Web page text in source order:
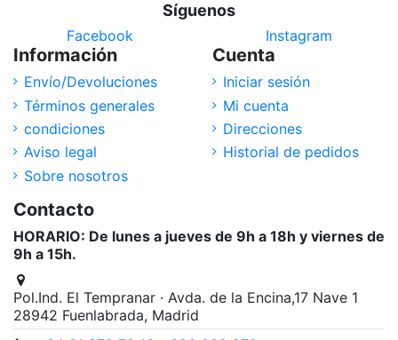
Síguenos
Facebook Instagram
Información
Envío/Devoluciones
Términos generales
condiciones
Aviso legal
Sobre nosotros
Cuenta
Iniciar sesión
Mi cuenta
Direcciones
Historial de pedidos
Contacto
HORARIO: De lunes a jueves de 9h a 18h y viernes de
9h a 15h.
Pol.Ind. El Tempranar · Avda. de la Encina,17 Nave 1
28942 Fuenlabrada, Madrid